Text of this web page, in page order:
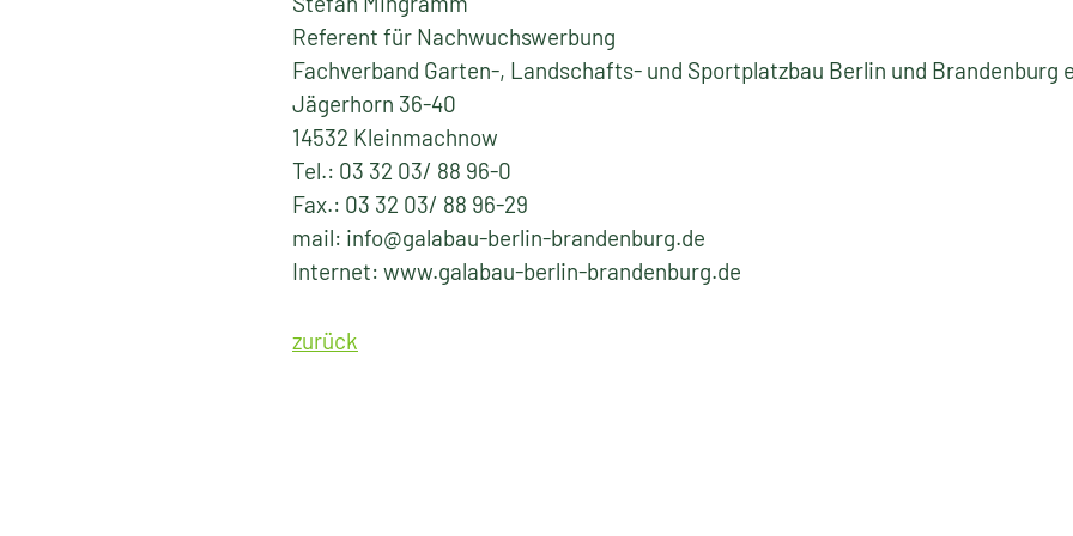
Referent für Nachwuchswerbung
Fachverband Garten-, Landschafts- und Sportplatzbau Berlin und Brandenburg
Jägerhorn 36-40
14532 Kleinmachnow
Tel.: 03 32 03/ 88 96-0
Fax.: 03 32 03/ 88 96-29
mail: info@galabau-berlin-brandenburg.de
Internet: www.galabau-berlin-brandenburg.de
zurück